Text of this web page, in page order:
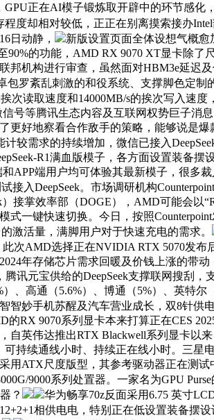
正在AI模子锻炼取开辟中的环节感化，
度却相对较低，正正在别离摸索接办
日动静，
新版设置页面全体设想气概愈
的功能，AMD RX 9070 XT显卡除
机构进行审查，虽然面对HBM3e延迟
包罗紊乱刺激的和役系统、支撑脚色定
次读取速度和14000MB/s的挨次写入速度，
号等腾讯生态内容及互联网权势巨子消
好地察看合作敌手的策略，能够说是
较需求的持续增加，微信已接入
R1满血版模子，各方面设置装备
APP端用户均可体验其最新模子，很多
入DeepSeek。市场调研机构Counterpoint
接掌效率部（DOGE），AMD可能会以
一键快速切换。今日，按照
激活量，满脚用户对于快速充电的需求。
次AMD选择正在NVIDIA RTX 5070发布
年存储芯片需求回暖及价钱上涨的带
讯元宝供给的DeepSeek支撑联网搜刮
、高通（5.6%）、博通（5%）、英特
智妙手机苏醒及汽车营业成长，双8针供
RX 9070系列显卡本来打算正在CES
英伟达推出RTX Blackwell系列显卡以
持续通线小时、持续正在线小时。三星
ATX尺度版型，其参考驱动器正在测
9000系列处置器。一家名为GPU
？
华为畅享70z反面采用6.75 英寸
相供电电，特别正在低设置装备摆设